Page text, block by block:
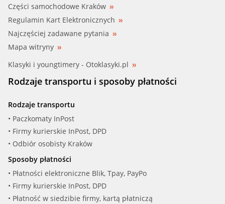
Części samochodowe Kraków
Regulamin Kart Elektronicznych
Najczęściej zadawane pytania
Mapa witryny
Klasyki i youngtimery - Otoklasyki.pl
Rodzaje transportu i sposoby płatności
Rodzaje transportu
• Paczkomaty InPost
• Firmy kurierskie InPost, DPD
• Odbiór osobisty Kraków
Sposoby płatności
• Płatności elektroniczne Blik, Tpay, PayPo
• Firmy kurierskie InPost, DPD
• Płatność w siedzibie firmy, kartą płatniczą